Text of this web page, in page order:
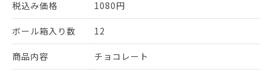
税込み価格 1080円
ボール箱入り数 12
商品内容 チョコレート